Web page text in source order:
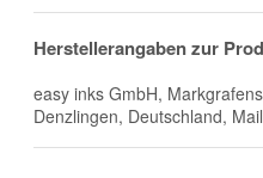
Firma
Herstellerangaben zur
easy inks GmbH,
Denzlingen, Deutschland,